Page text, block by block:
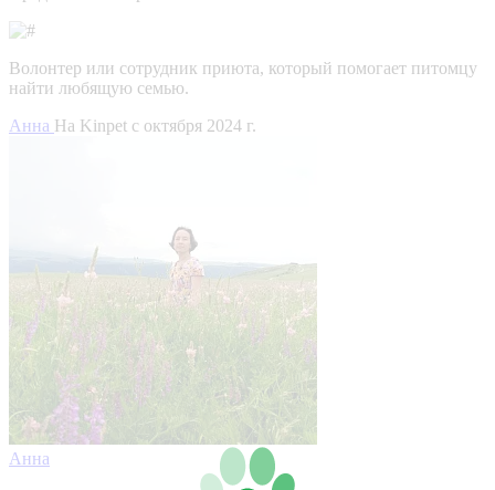
Волонтер или сотрудник приюта, который помогает питомцу
найти любящую семью.
Анна На Kinpet c октября 2024 г.
Анна